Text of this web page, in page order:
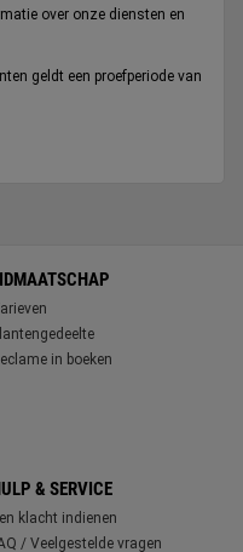
over onze diensten en
geldt een proefperiode van
in boeken
& SERVICE
klacht indienen
/ Veelgestelde vragen